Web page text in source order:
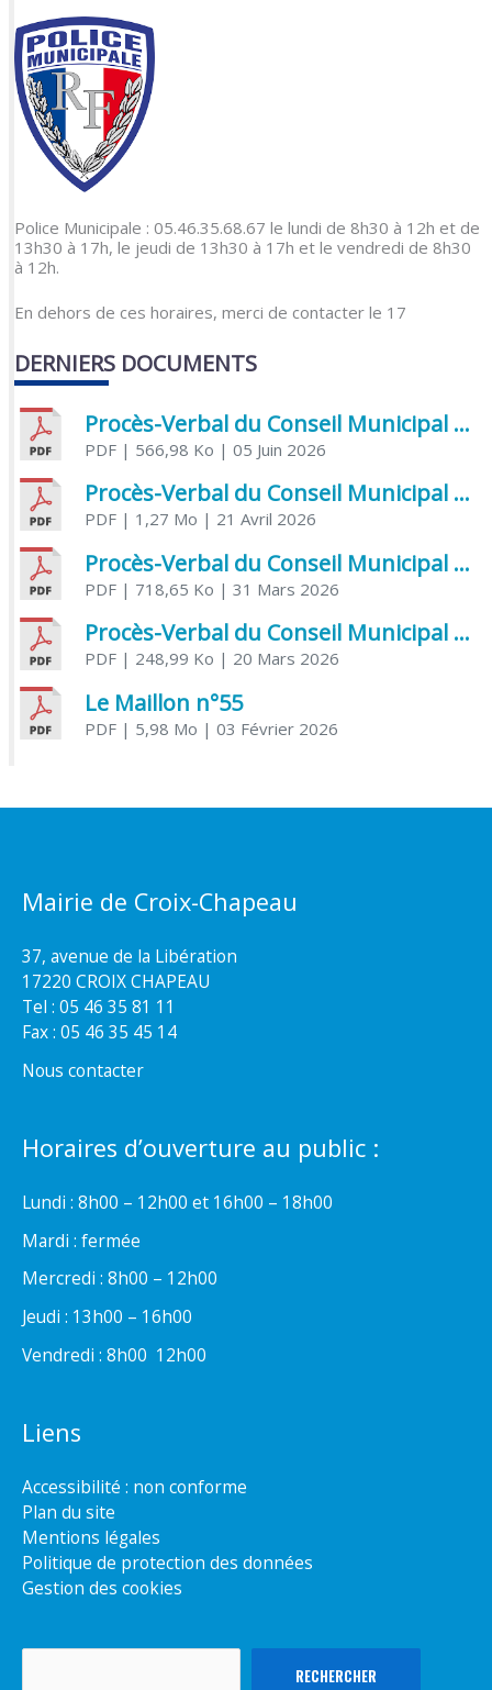
Police Municipale : 05.46.35.68.67 le lundi de 8h30 à 12h et de
13h30 à 17h, le jeudi de 13h30 à 17h et le vendredi de 8h30
à 12h.
En dehors de ces horaires, merci de contacter le 17
DERNIERS DOCUMENTS
Procès-Verbal du Conseil Municipal du 5 juin 2026
PDF| 566,98 Ko | 05 Juin 2026
Procès-Verbal du Conseil Municipal du 21 avril 2026
PDF| 1,27 Mo | 21 Avril 2026
Procès-Verbal du Conseil Municipal du 31 mars 2026
PDF| 718,65 Ko | 31 Mars 2026
Procès-Verbal du Conseil Municipal du 20 mars 2026
PDF| 248,99 Ko | 20 Mars 2026
Le Maillon n°55
PDF| 5,98 Mo | 03 Février 2026
Mairie de Croix-Chapeau
37, avenue de la Libération
17220 CROIX CHAPEAU
Tel : 05 46 35 81 11
Fax : 05 46 35 45 14
Nous contacter
Horaires d’ouverture au public :
Lundi : 8h00 – 12h00 et 16h00 – 18h00
Mardi : fermée
Mercredi : 8h00 – 12h00
Jeudi : 13h00 – 16h00
Vendredi : 8h00  12h00
Liens
Accessibilité : non conforme
Plan du site
Mentions légales
Politique de protection des données
Gestion des cookies
RECHERCHER